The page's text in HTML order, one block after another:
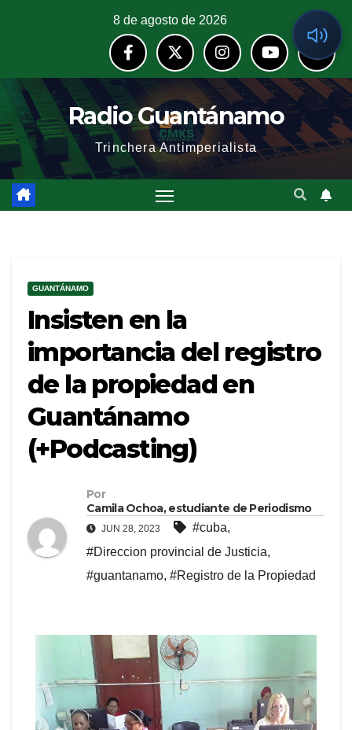
8 de agosto de 2026
Radio Guantánamo
Trinchera Antimperialista
GUANTÁNAMO
Insisten en la
importancia del registro
de la propiedad en
Guantánamo
(+Podcasting)
Por
Camila Ochoa, estudiante de Periodismo
JUN 28, 2023 #cuba,
#Direccion provincial de Justicia,
#guantanamo, #Registro de la Propiedad